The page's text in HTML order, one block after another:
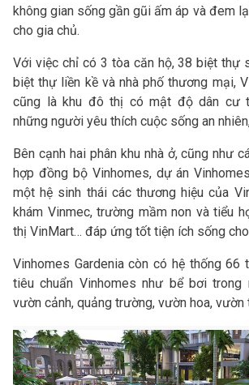
không gian sống gần gũi ấm áp và đem
cho gia chủ.
Với việc chỉ có 3 tòa căn hộ, 38 biệt thự
biệt thự liền kề và nhà phố thương mại,
cũng là khu đô thị có mật độ dân cư
những người yêu thích cuộc sống an
Bên cạnh hai phân khu nhà ở, cũng như
hợp đồng bộ Vinhomes, dự án
một hệ sinh thái các thương hiệu của
khám Vinmec, trường mầm non và tiểu
thị VinMart… đáp ứng tốt tiện ích sống
Vinhomes Gardenia còn có hệ thống 66
tiêu chuẩn Vinhomes như bể bơi trong
vườn cảnh, quảng trường, vườn hoa, vườn